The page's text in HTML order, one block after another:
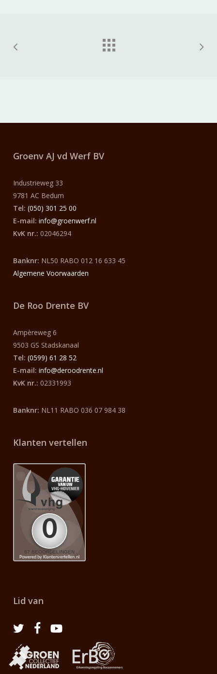
Groenv AJ vd WerfBV
Industrieweg 33
9781 AC Bedum
Tel: (050) 301 25 00
E-mail: info@groenwerf.nl
KvK nr.: 02046294
Banknr: NL50 RABO 012 16 633 45
Algemene Voorwaarden
De Roo Drente BV
Ampèreweg 6
9503 GS Stadskanaal
Tel: (0599) 61 28 52
E-mail: info@deroodrente.nl
KvK nr.: 02331993
Banknr: NL11 RABO 036 07 984 38
Klanten vertellen
Lid van